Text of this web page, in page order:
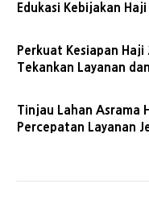
Edukasi Kebijakan Haji
Perkuat Kesiapan
Tekankan Layanan
Tinjau Lahan Asrama
Percepatan Layanan